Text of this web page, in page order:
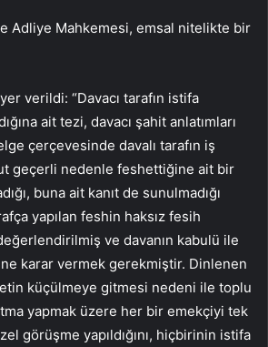
Adliye Mahkemesi, emsal nitelikte bir
verildi: “Davacı tarafın istifa
ait tezi, davacı şahit anlatımları
çerçevesinde davalı tarafın iş
geçerli nedenle feshettiğine ait bir
buna ait kanıt de sunulmadığı
yapılan feshin haksız fesih
ve davanın kabulü ile
karar vermek gerekmiştir. Dinlenen
küçülmeye gitmesi nedeni ile toplu
yapmak üzere her bir emekçiyi tek
görüşme yapıldığını, hiçbirinin istifa